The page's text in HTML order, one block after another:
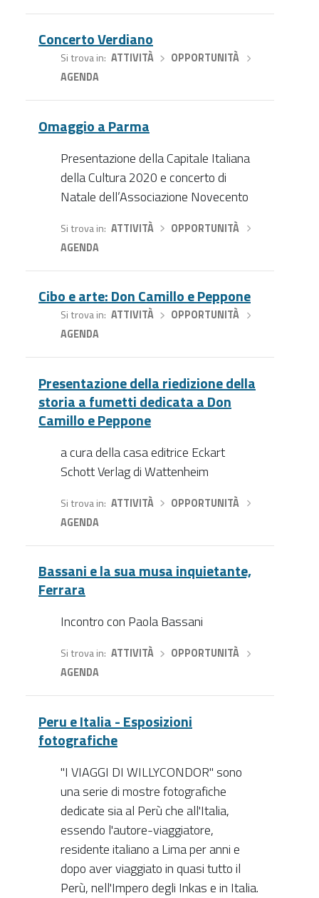
Concerto Verdiano
Si trova in ATTIVITÀ› OPPORTUNITÀ
AGENDA
Omaggio a Parma
Presentazione della Capitale Italiana
della Cultura 2020 e concerto di
Natale dell’Associazione Novecento
Si trova in ATTIVITÀ› OPPORTUNITÀ
AGENDA
Cibo e arte: Don Camillo e Peppone
Si trova in ATTIVITÀ› OPPORTUNITÀ
AGENDA
Presentazione della riedizione della
storia a fumetti dedicata a Don
Camillo e Peppone
a cura della casa editrice Eckart
Schott Verlag di Wattenheim
Si trova in ATTIVITÀ› OPPORTUNITÀ
AGENDA
Bassani e la sua musa inquietante,
Ferrara
Incontro con Paola Bassani
Si trova in ATTIVITÀ› OPPORTUNITÀ
AGENDA
Peru e Italia - Esposizioni
fotografiche
"I VIAGGI DI WILLYCONDOR" sono
una serie di mostre fotografiche
dedicate sia al Perù che all'Italia,
essendo l'autore-viaggiatore,
residente italiano a Lima per anni e
dopo aver viaggiato in quasi tutto il
Perù, nell'Impero degli Inkas e in Italia.